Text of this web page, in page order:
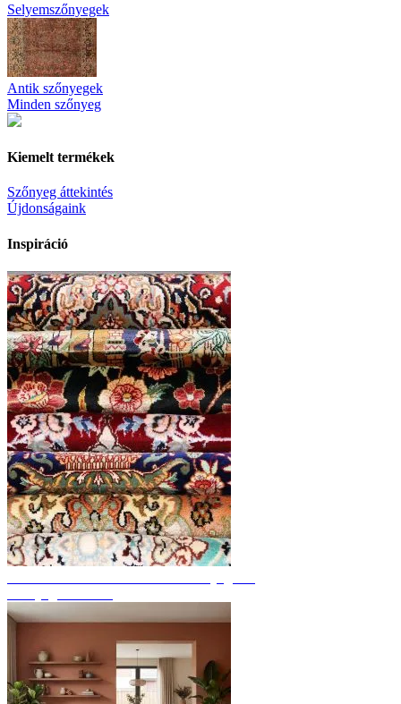
Selyemszőnyegek
Antik szőnyegek
Minden szőnyeg
Kiemelt termékek
Szőnyeg áttekintés
Újdonságaink
Inspiráció